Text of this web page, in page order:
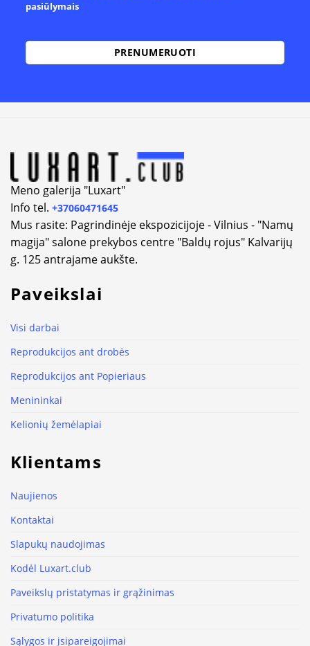
pasiūlymais
Meno galerija "Luxart"
Info tel. +37060471645
Mus rasite: Pagrindinėje ekspozicijoje - Vilnius - "Namų
magija" salone prekybos centre "Baldų rojus" Kalvarijų
g. 125 antrajame aukšte.
Paveikslai
Visi darbai
Reprodukcijos ant drobės
Reprodukcijos ant Popieriaus
Menininkai
Kelionių žemėlapiai
Klientams
Naujienos
Kontaktai
Slapukų naudojimas
Kodėl Luxart.club
Paveikslų pristatymas ir grąžinimas
Privatumo politika
Sąlygos ir įsipareigojimai